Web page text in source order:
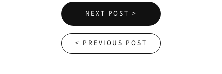
NEXT POST >
< PREVIOUS POST